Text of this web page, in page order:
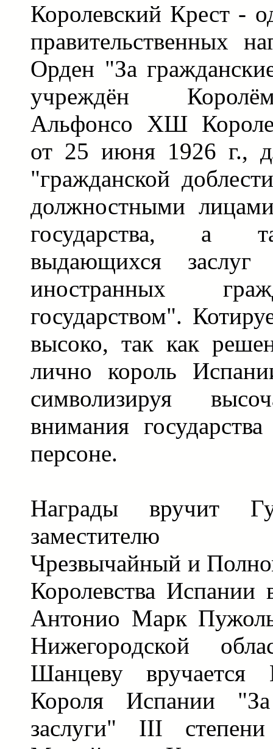
Королевский Крест -
правительственных
Орден "За
учреждён
Альфонсо ХШ
от 25 июня 1926 г.,
"гражданской
должностными
государства, а
выдающихся
иностранных
государством".
высоко, так как
лично король
символизируя
внимания
персоне.
Награды вручит
заместителю
Чрезвычайный и
Королевства
Антонио Марк
Нижегородской
Шанцеву вручается
Короля Испании "За
заслуги" III